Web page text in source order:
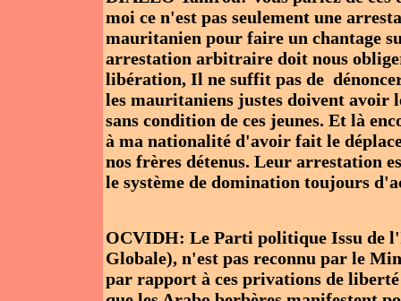
moi ce n'est pas seulement une
mauritanien pour faire un chantage
arrestation arbitraire doit nous
libération, Il ne suffit pas de
les mauritaniens justes doivent avoir
sans condition de ces jeunes. Et là
à ma nationalité d'avoir fait le
nos frères détenus. Leur arrestation
le système de domination toujours
OCVIDH: Le Parti politique Issu de
Globale), n'est pas reconnu par le
par rapport à ces privations de